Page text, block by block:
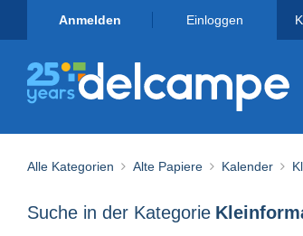
Anmelden Einloggen
Alle Kategorien Alte Papiere Kalender
Suche in der Kategorie